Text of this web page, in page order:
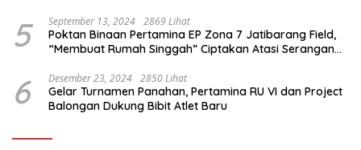
5 September 13, 2024 2869 Lihat
Poktan Binaan Pertamina EP Zona 7 Jatibarang Field,
“Membuat Rumah Singgah” Ciptakan Atasi Serangan
6 Desember 23, 2024 2850 Lihat
Gelar Turnamen Panahan, Pertamina RU VI dan Project
Balongan Dukung Bibit Atlet Baru